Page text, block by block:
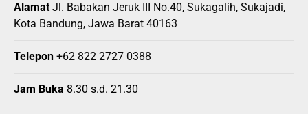
Alamat Jl. Babakan Jeruk III No.40, Sukagalih, Sukajadi,
Kota Bandung, Jawa Barat 40163
Telepon +62 822 2727 0388
Jam Buka 8.30 s.d. 21.30